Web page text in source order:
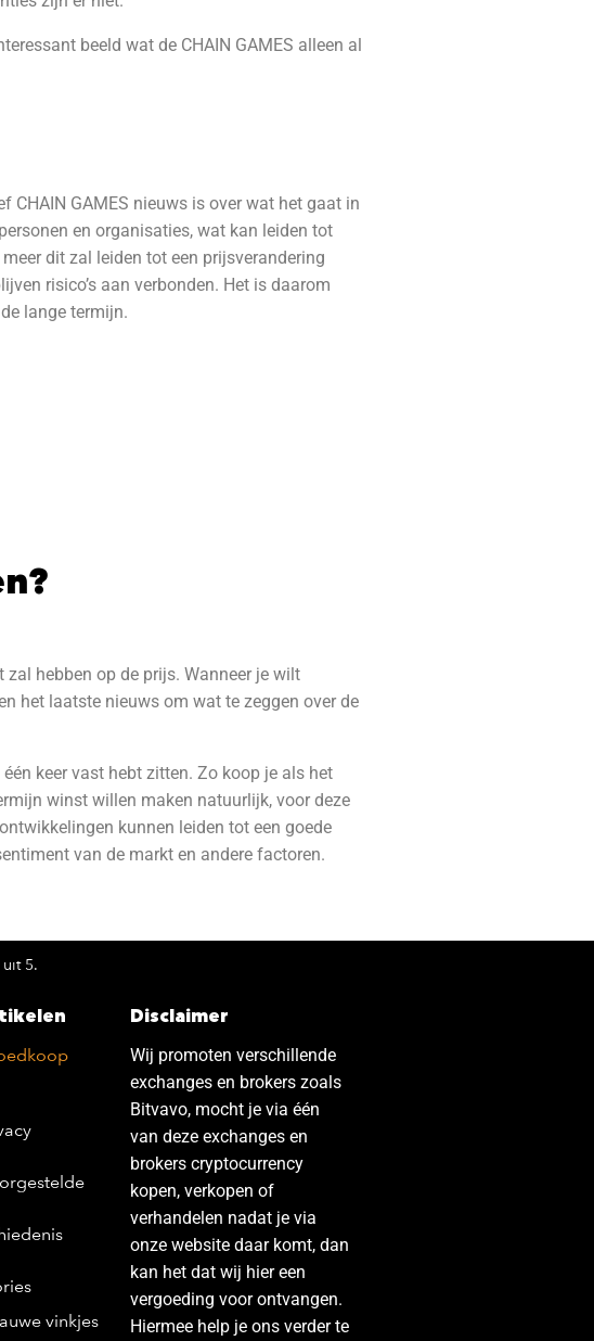
beeld wat de CHAIN GAMES alleen al
GAMES nieuws is over wat het gaat in
en organisaties, wat kan leiden tot
dit zal leiden tot een prijsverandering
risico’s aan verbonden. Het is daarom
lange termijn.
hebben op de prijs. Wanneer je wilt
het laatste nieuws om wat te zeggen over de
keer vast hebt zitten. Zo koop je als het
winst willen maken natuurlijk, voor deze
kunnen leiden tot een goede
van de markt en andere factoren.
5.
vinkjes
Disclaimer
Wij promoten verschillende
exchanges en brokers zoals
Bitvavo, mocht je via één
van deze exchanges en
brokers cryptocurrency
kopen, verkopen of
verhandelen nadat je via
onze website daar komt, dan
kan het dat wij hier een
vergoeding voor ontvangen.
Hiermee help je ons verder te